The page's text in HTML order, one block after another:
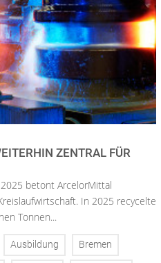
ZENTRAL FÜR
betont ArcelorMittal
In 2025 recycelte
Tonnen...
Ausbildung Bremen